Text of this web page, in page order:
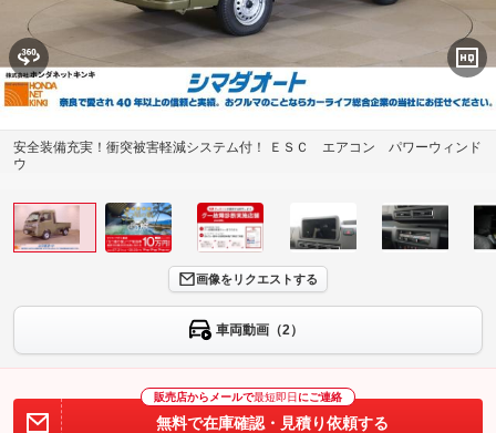
安全装備充実！衝突被害軽減システム付！ ＥＳＣ エアコン パワーウィンド
ウ
画像をリクエストする
車両動画（2）
販売店からメールで最短即日 にご連絡
無料で在庫確認・見積り依頼する